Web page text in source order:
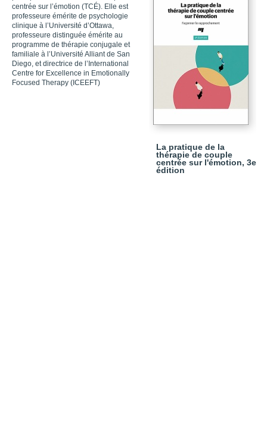
centrée sur l’émotion (TCÉ). Elle est
professeure émérite de psychologie
clinique à l’Université d’Ottawa,
professeure distinguée émérite au
programme de thérapie conjugale et
familiale à l’Université Alliant de San
Diego, et directrice de l’International
Centre for Excellence in Emotionally
Focused Therapy (ICEEFT)
La pratique de la
thérapie de couple
centrée sur l'émotion, 3e
édition